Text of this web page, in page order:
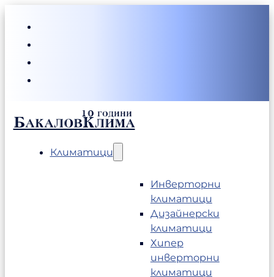
БакаловКлима
Климатици
Инверторни
климатици
Дизайнерски
климатици
Хипер
инверторни
климатици